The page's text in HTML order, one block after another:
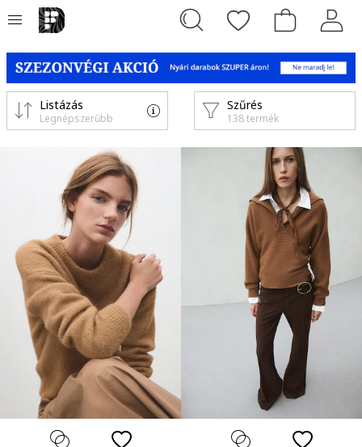
Szűrés
138 termék
Listázás
Legnépszerűbb